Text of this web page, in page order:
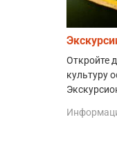
Откройте
культуру